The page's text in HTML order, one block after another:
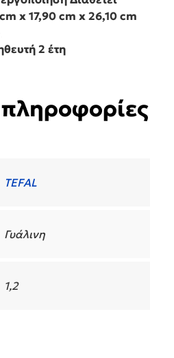
x 17,90 cm x 26,10 cm
2 έτη
TEFAL
Γυάλινη
1,2